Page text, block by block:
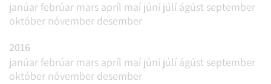
janúar febrúar mars apríl maí júní júlí ágúst september
október nóvember desember
2016
janúar febrúar mars apríl maí júní júlí ágúst september
október nóvember desember